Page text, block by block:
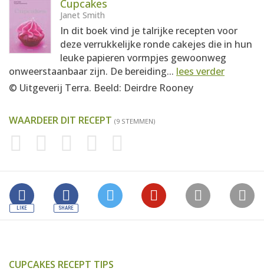
Cupcakes
Janet Smith
In dit boek vind je talrijke recepten voor
deze verrukkelijke ronde cakejes die in hun
leuke papieren vormpjes gewoonweg
onweerstaanbaar zijn. De bereiding... lees verder
© Uitgeverij Terra. Beeld: Deirdre Rooney
WAARDEER DIT RECEPT (9 STEMMEN)
CUPCAKES RECEPT TIPS